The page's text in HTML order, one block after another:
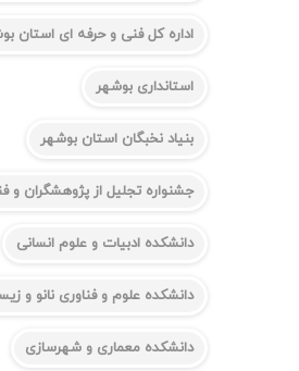
اداره کل فنی و حرفه ای استان
استانداری بوشهر
بنیاد نخبگان استان بوشهر
جشنواره تجلیل از پژوهشگران و
دانشکده ادبیات و علوم انسانی
دانشکده علوم و فناوری نانو و
دانشکده معماری و شهرسازی